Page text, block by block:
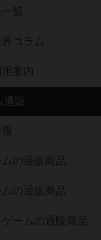
覧
コラム
案内
通販
の通販商品
の通販商品
ームの通販商品